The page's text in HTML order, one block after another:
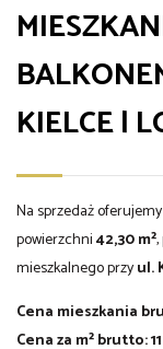
KIELCE |
Na sprzedaż
powierzchni42,30 m²,
mieszkalnego przyul.
Cena mieszkania
Cena za m² brutto: